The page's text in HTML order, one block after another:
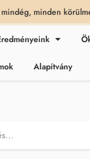
minden
Alapítvány